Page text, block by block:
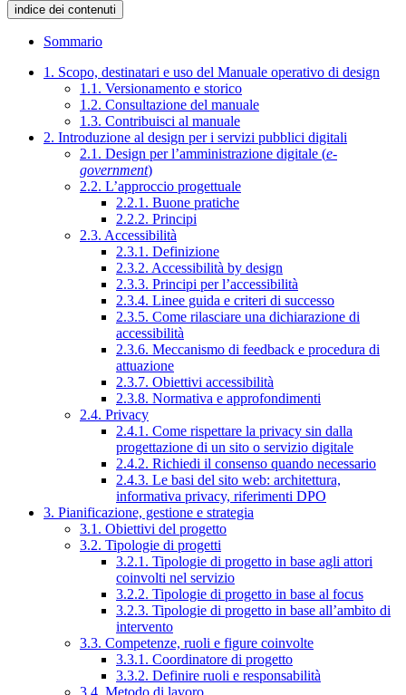
indice dei contenuti
Sommario
1. Scopo, destinatari e uso del Manuale operativo di design
1.1. Versionamento e storico
1.2. Consultazione del manuale
1.3. Contribuisci al manuale
2. Introduzione al design per i servizi pubblici digitali
2.1. Design per l’amministrazione digitale (e-
government)
2.2. L’approccio progettuale
2.2.1. Buone pratiche
2.2.2. Principi
2.3. Accessibilità
2.3.1. Definizione
2.3.2. Accessibilità by design
2.3.3. Principi per l’accessibilità
2.3.4. Linee guida e criteri di successo
2.3.5. Come rilasciare una dichiarazione di
accessibilità
2.3.6. Meccanismo di feedback e procedura di
attuazione
2.3.7. Obiettivi accessibilità
2.3.8. Normativa e approfondimenti
2.4. Privacy
2.4.1. Come rispettare la privacy sin dalla
progettazione di un sito o servizio digitale
2.4.2. Richiedi il consenso quando necessario
2.4.3. Le basi del sito web: architettura,
informativa privacy, riferimenti DPO
3. Pianificazione, gestione e strategia
3.1. Obiettivi del progetto
3.2. Tipologie di progetti
3.2.1. Tipologie di progetto in base agli attori
coinvolti nel servizio
3.2.2. Tipologie di progetto in base al focus
3.2.3. Tipologie di progetto in base all’ambito di
intervento
3.3. Competenze, ruoli e figure coinvolte
3.3.1. Coordinatore di progetto
3.3.2. Definire ruoli e responsabilità
3.4. Metodo di lavoro